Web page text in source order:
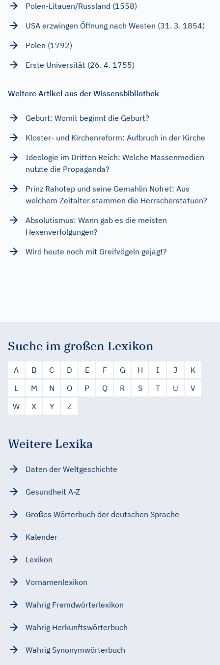
Polen-Litauen/Russland (1558)
USA erzwingen Öffnung nach Westen (31. 3. 1854)
Polen (1792)
Erste Universität (26. 4. 1755)
Weitere Artikel aus der Wissensbibliothek
Geburt: Womit beginnt die Geburt?
Kloster- und Kirchenreform: Aufbruch in der Kirche
Ideologie im Dritten Reich: Welche Massenmedien
nutzte die Propaganda?
Prinz Rahotep und seine Gemahlin Nofret: Aus
welchem Zeitalter stammen die Herrscherstatuen?
Absolutismus: Wann gab es die meisten
Hexenverfolgungen?
Wird heute noch mit Greifvögeln gejagt?
Suche im großen Lexikon
A B C D E F G H I J
K
L
M N O P Q R S T U
V
W
X Y Z
Weitere Lexika
Daten der Weltgeschichte
Gesundheit A-Z
Großes Wörterbuch der deutschen Sprache
Kalender
Lexikon
Vornamenlexikon
Wahrig Fremdwörterlexikon
Wahrig Herkunftswörterbuch
Wahrig Synonymwörterbuch